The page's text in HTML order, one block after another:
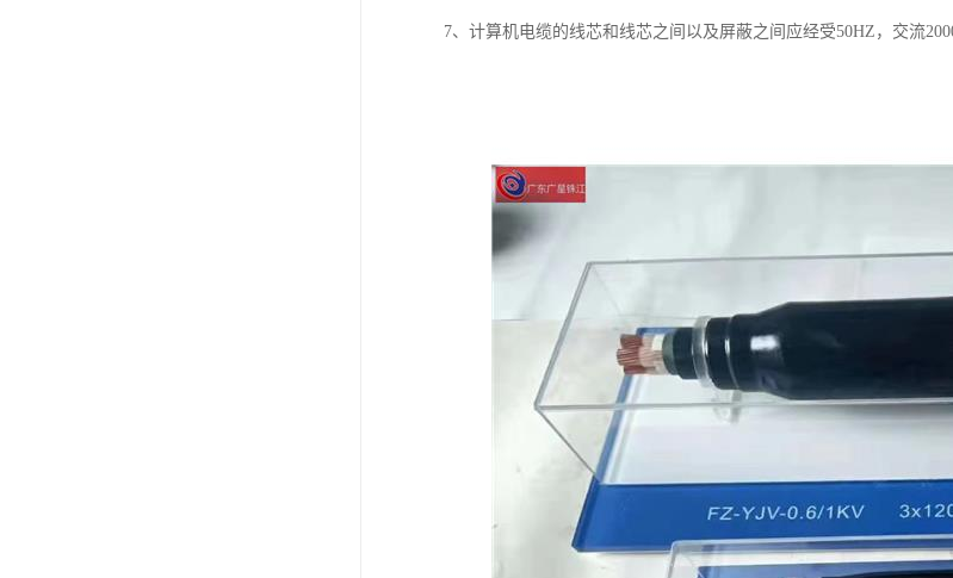
7、计算机电缆的线芯和线芯之间以及屏蔽之间应经受50HZ，交流